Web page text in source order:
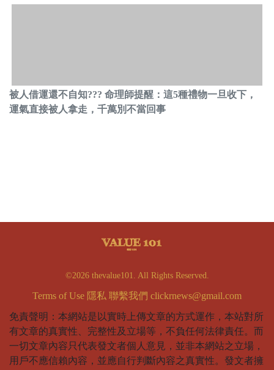
被人借運還不自知??? 命理師提醒：這5種禮物一旦收下，
運氣直接被人拿走，千萬別不當回事
©2026 thevalue101. All Rights Reserved.
Terms of Use 隱私 聯繫我們 clickrnews@gmail.com
免責聲明：本網站是以實時上傳文章的方式運作，本站對所
有文章的真實性、完整性及立場等，不負任何法律責任。而
一切文章內容只代表發文者個人意見，並非本網站之立場，
用戶不應信賴內容，並應自行判斷內容之真實性。發文者擁